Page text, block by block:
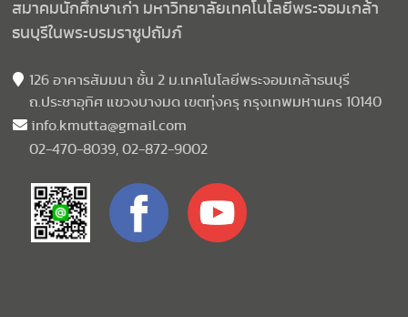
สมาคมนักศึกษาเก่า มหาวิทยาลัยเทคโนโลยีพระจอมเกล้า
ธนบุรีในพระบรมราชูปถัมภ์
126 อาคารสัมมนา ชั้น 2 ม.เทคโนโลยีพระจอมเกล้าธนบุรี
ถ.ประชาอุทิศ แขวงบางมด เขตทุ่งครุ กรุงเทพมหานคร 10140
info.kmutta@gmail.com
02-470-8039, 02-872-9002